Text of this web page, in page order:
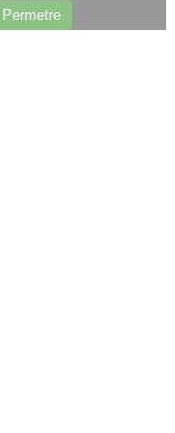
Permetre